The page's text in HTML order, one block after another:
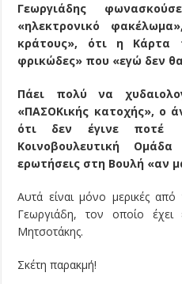
Γεωργιάδης
«ηλεκτρονικό
κράτους», ότι η Κάρτα
φρικώδες» που «εγώ δεν
Πάει πολύ να
«ΠΑΣΟΚικής κατοχής», ο
ότι δεν έγινε
Κοινοβουλευτική
ερωτήσεις στη Βουλή «αν
Αυτά είναι μόνο μερικές από
Γεωργιάδη, τον οποίο
Μητσοτάκης.
Σκέτη παρακμή!